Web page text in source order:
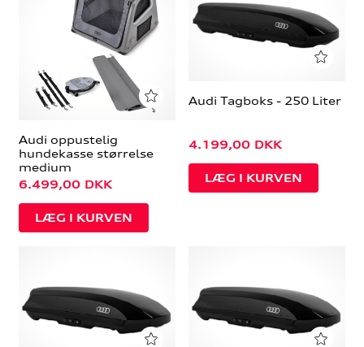
Audi oppustelig
hundekasse størrelse
medium
6.499,00 DKK
Audi Tagboks - 250 Liter
4.199,00 DKK